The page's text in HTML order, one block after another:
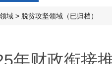
域 > 脱贫攻坚领域（已归档）
年财政衔接